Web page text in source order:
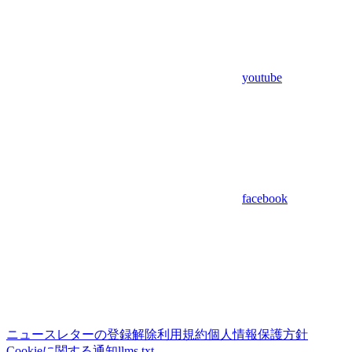
youtube
facebook
ニュースレターの登録解除利用規約個人情報保護方針